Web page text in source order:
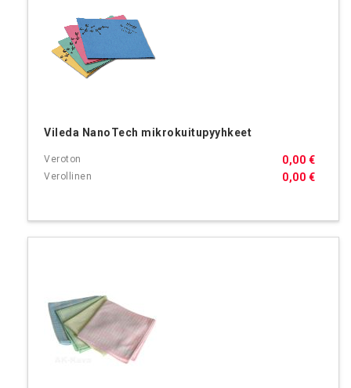
Vileda NanoTech mikrokuitupyyhkeet
0,00 €
0,00 €